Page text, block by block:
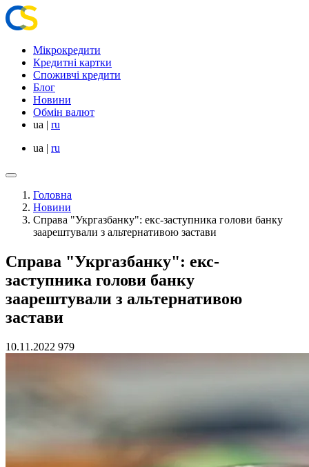
Мікрокредити
Кредитні картки
Споживчі кредити
Блог
Новини
Обмін валют
ua | ru
ua | ru
Головна
Новини
Справа "Укргазбанку": екс-заступника голови банку
заарештували з альтернативою застави
Справа "Укргазбанку": екс-
заступника голови банку
заарештували з альтернативою
застави
10.11.2022 979